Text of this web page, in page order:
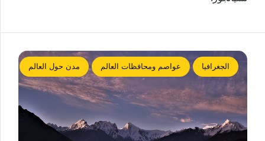
الجغرافيا عواصم ومحافظات العالم مدن حول العالم